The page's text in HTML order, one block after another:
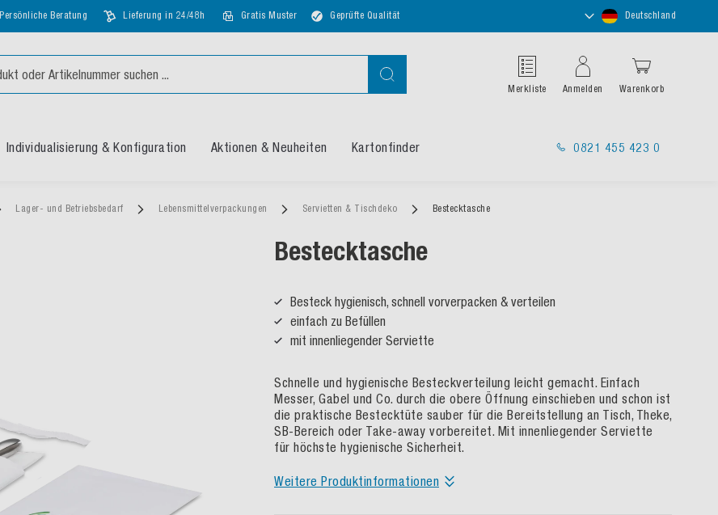
Persönliche Beratung Lieferung in 24/48h Gratis Muster Geprüfte Qualität
Store
auswählen
Deutschland
Suche
Merkliste Anmelden Warenkorb
Individualisierung & Konfiguration Aktionen & Neuheiten Kartonfinder 0821 455 423 0
Lager- und Betriebsbedarf Lebensmittelverpackungen Servietten & Tischdeko Bestecktasche
Bestecktasche
Besteck hygienisch, schnell vorverpacken & verteilen
einfach zu Befüllen
mit innenliegender Serviette
Schnelle und hygienische Besteckverteilung leicht gemacht. Einfach
Messer, Gabel und Co. durch die obere Öffnung einschieben und schon ist
die praktische Bestecktüte sauber für die Bereitstellung an Tisch, Theke,
SB-Bereich oder Take-away vorbereitet. Mit innenliegender Serviette
für höchste hygienische Sicherheit.
Weitere Produktinformationen